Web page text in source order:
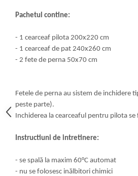
Pachetul contine:
- 1 cearceaf pilota 200x220 cm
- 1 cearceaf de pat 240x260 cm
- 2 fete de perna 50x70 cm
Fetele de perna au sistem de inchidere
peste parte).
Inchiderea la cearceaful pentru pilota se
Instructiuni de intretinere:
- se spală la maxim 60°C automat
- nu se folosesc inălbitori chimici